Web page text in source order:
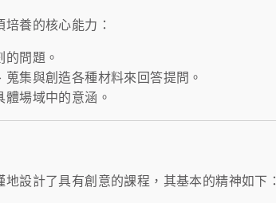
養的核心能力：
問題。
集與創造各種材料來回答提問。
場域中的意涵。
設計了具有創意的課程，其基本的精神如下：